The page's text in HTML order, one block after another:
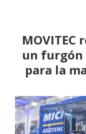
MOVITEC
un furgón
para la